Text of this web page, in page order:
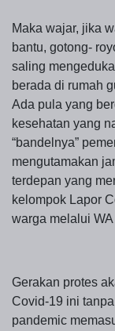
Maka wajar, jika
bantu, gotong-
saling
berada di rumah
Ada pula yang
kesehatan yang
“bandelnya”
mengutamakan
terdepan yang
kelompok Lapor
warga melalui
Gerakan protes
Covid-19 ini
pandemic